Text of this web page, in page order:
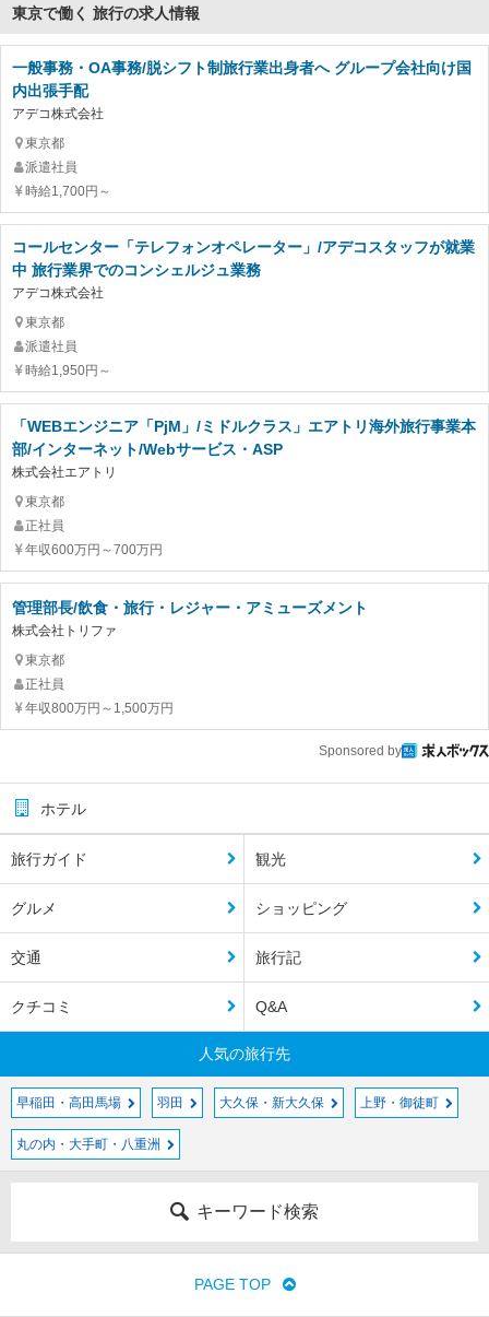
東京で働く 旅行の求人情報
一般事務・OA事務/脱シフト制旅行業出身者へ グループ会社向け国
内出張手配
アデコ株式会社
東京都
派遣社員
時給1,700円～
コールセンター「テレフォンオペレーター」/アデコスタッフが就業
中 旅行業界でのコンシェルジュ業務
アデコ株式会社
東京都
派遣社員
時給1,950円～
「WEBエンジニア「PjM」/ミドルクラス」エアトリ海外旅行事業本
部/インターネット/Webサービス・ASP
株式会社エアトリ
東京都
正社員
年収600万円～700万円
管理部長/飲食・旅行・レジャー・アミューズメント
株式会社トリファ
東京都
正社員
年収800万円～1,500万円
Sponsored by
ホテル
旅行ガイド 観光
グルメ ショッピング
交通 旅行記
クチコミ Q&A
人気の旅行先
早稲田・高田馬場 羽田 大久保・新大久保 上野・御徒町
丸の内・大手町・八重洲
キーワード検索
PAGE TOP